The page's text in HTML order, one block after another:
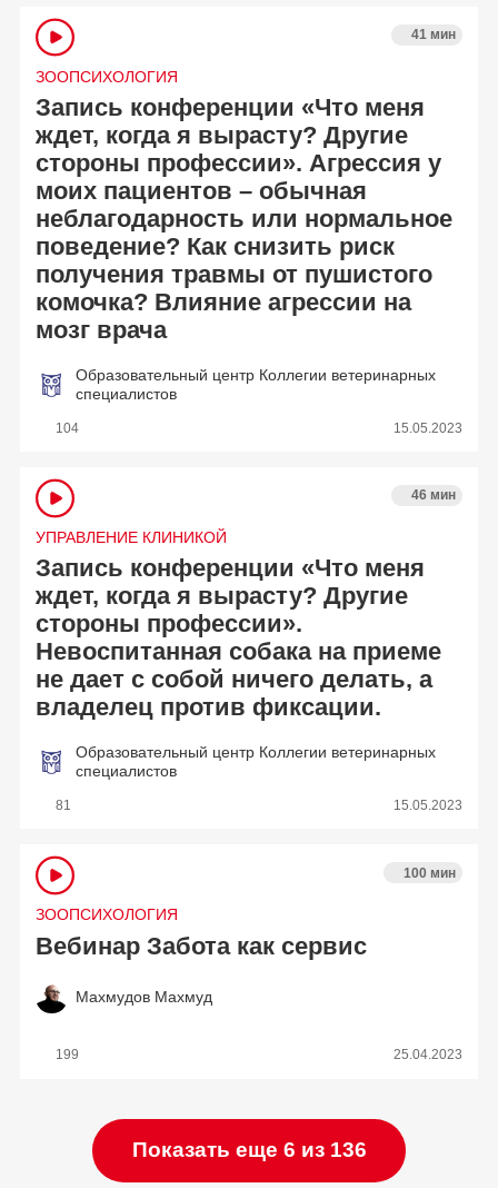
ЗООПСИХОЛОГИЯ
41 мин
Запись конференции «Что меня
ждет, когда я вырасту? Другие
стороны профессии». Агрессия у
моих пациентов – обычная
неблагодарность или нормальное
поведение? Как снизить риск
получения травмы от пушистого
комочка? Влияние агрессии на
мозг врача
Образовательный центр Коллегии ветеринарных
специалистов
104 15.05.2023
УПРАВЛЕНИЕ КЛИНИКОЙ
46 мин
Запись конференции «Что меня
ждет, когда я вырасту? Другие
стороны профессии».
Невоспитанная собака на приеме
не дает с собой ничего делать, а
владелец против фиксации.
Образовательный центр Коллегии ветеринарных
специалистов
81 15.05.2023
ЗООПСИХОЛОГИЯ
100 мин
Вебинар Забота как сервис
Махмудов Махмуд
199 25.04.2023
Показать еще 6 из 136